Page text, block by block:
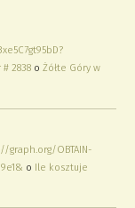
2838 oŻółte Góry w
graph.org/OBTAIN-
o Ile kosztuje